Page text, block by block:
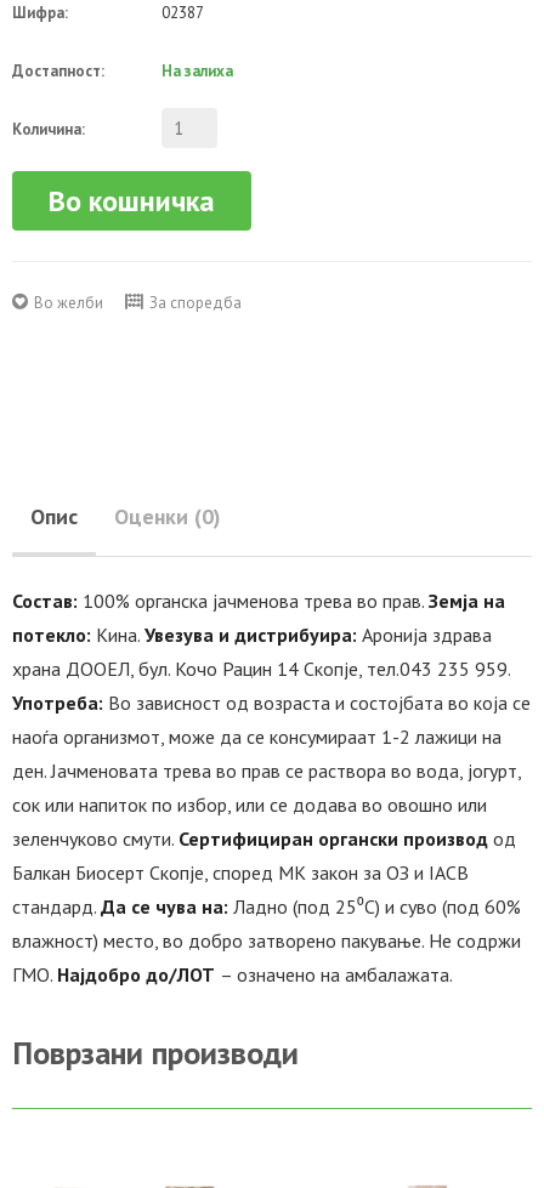
Шифра: 02387
Достапност: На залиха
Количина:
Во кошничка
Во желби За споредба
Опис Оценки (0)
Состав: 100% органска jaчменова трева во прав. Земја на
потекло: Кина. Увезува и дистрибуира: Аронија здрава
храна ДООЕЛ, бул. Кочо Рацин 14 Скопје, тел.043 235 959.
Употреба: Во зависност од возраста и состојбата во која се
наоѓа организмот, може да се консумираат 1-2 лажици на
ден. Јачменовата трева во прав се раствора во вода, јогурт,
сок или напиток по избор, или се додава во овошно или
зеленчуково смути. Сертифициран органски производ од
Балкан Биосерт Скопје, според МК закон за ОЗ и IACB
стандард. Да се чува на: Ладно (под 25⁰C) и суво (под 60%
влажност) место, во добро затворено пакување. Не содржи
ГМО. Најдобро до/ЛОТ – означено на амбалажата.
Поврзани производи